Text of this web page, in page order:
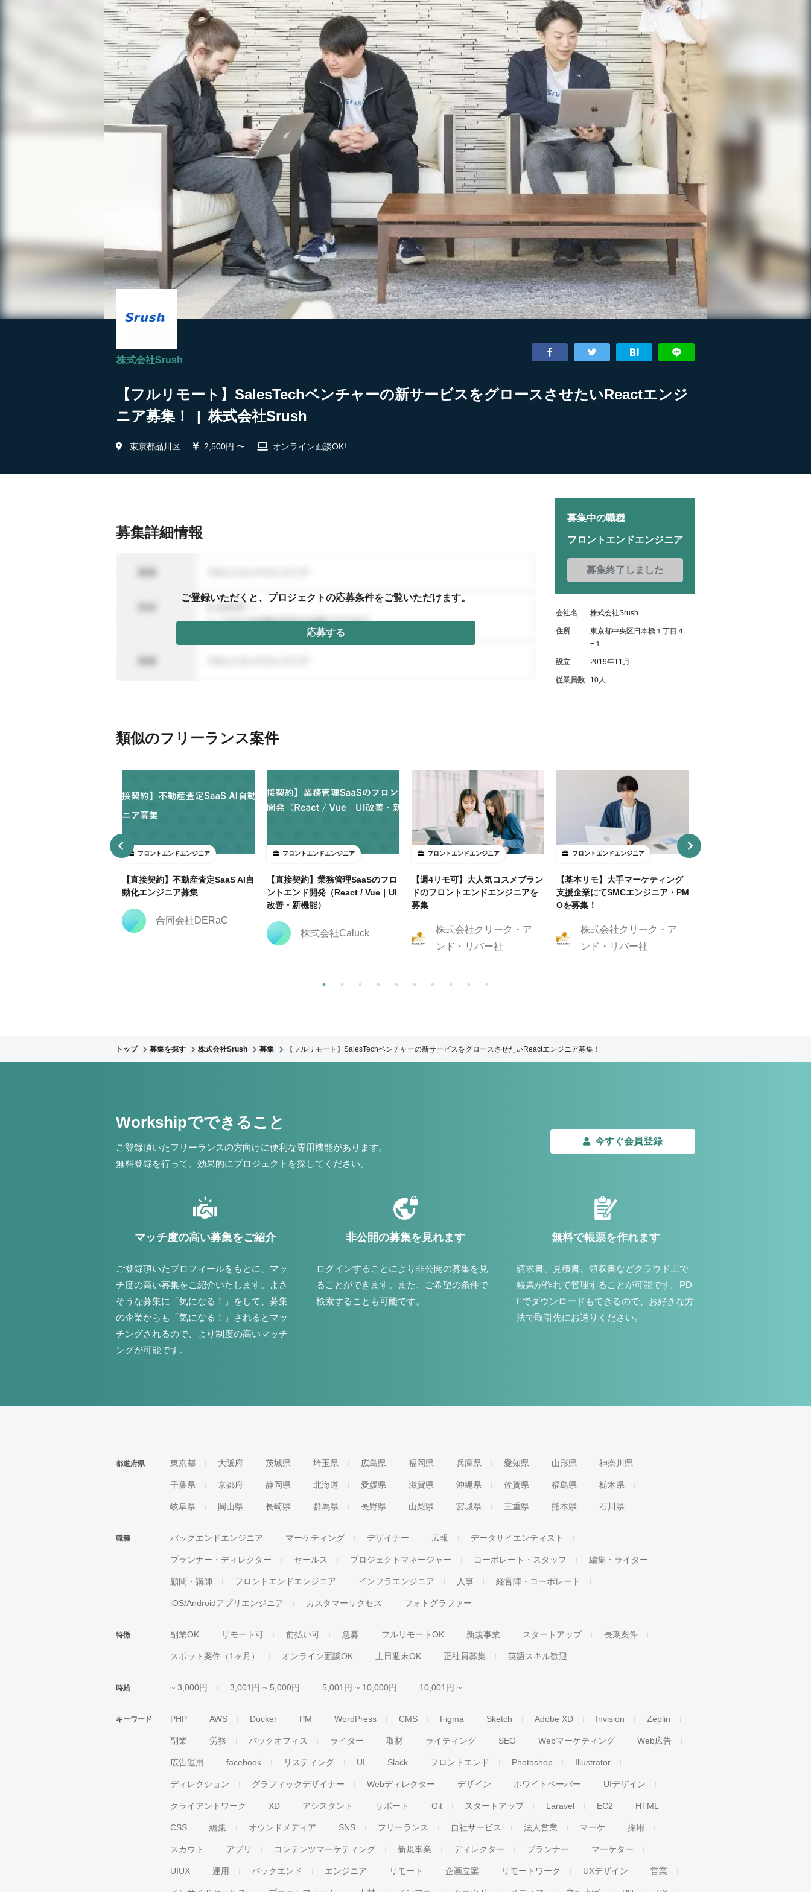
株式会社Srush
【フルリモート】SalesTechベンチャーの新サービスをグロースさせたいReactエンジ
ニア募集！ | 株式会社Srush
東京都品川区 2,500円 〜 オンライン面談OK!
募集詳細情報
ご登録いただくと、プロジェクトの応募条件をご覧いただけます。
応募する
募集中の職種
フロントエンドエンジニア
募集終了しました
会社名 株式会社Srush
住所
東京都中央区日本橋１丁目４
−１
設立 2019年11月
従業員数 10人
類似のフリーランス案件
フロントエンドエンジニア
【直接契約】不動産査定SaaS AI自
動化エンジニア募集
合同会社DERaC
フロントエンドエンジニア
【直接契約】業務管理SaaSのフロ
ントエンド開発（React / Vue｜UI
改善・新機能）
株式会社Caluck
フロントエンドエンジニア
【週4リモ可】大人気コスメブラン
ドのフロントエンドエンジニアを
募集
株式会社クリーク・ア
ンド・リバー社
フロントエンドエンジニア
【基本リモ】大手マーケティング
支援企業にてSMCエンジニア・PM
Oを募集！
株式会社クリーク・ア
ンド・リバー社
トップ 募集を探す 株式会社Srush 募集 【フルリモート】SalesTechベンチャーの新サービスをグロースさせたいReactエンジニア募集！
Workshipでできること
ご登録頂いたフリーランスの方向けに便利な専用機能があります。
無料登録を行って、効果的にプロジェクトを探してください。
今すぐ会員登録
マッチ度の高い募集をご紹介
ご登録頂いたプロフィールをもとに、マッ
チ度の高い募集をご紹介いたします。よさ
そうな募集に「気になる！」をして、募集
の企業からも「気になる！」されるとマッ
チングされるので、より制度の高いマッチ
ングが可能です。
非公開の募集を見れます
ログインすることにより非公開の募集を見
ることができます。また、ご希望の条件で
検索することも可能です。
無料で帳票を作れます
請求書、見積書、領収書などクラウド上で
帳票が作れて管理することが可能です。PD
Fでダウンロードもできるので、お好きな方
法で取引先にお送りください。
都道府県 東京都 大阪府 茨城県 埼玉県 広島県 福岡県 兵庫県 愛知県 山形県 神奈川県
千葉県 京都府 静岡県 北海道 愛媛県 滋賀県 沖縄県 佐賀県 福島県 栃木県
岐阜県 岡山県 長崎県 群馬県 長野県 山梨県 宮城県 三重県 熊本県 石川県
職種 バックエンドエンジニア マーケティング デザイナー 広報 データサイエンティスト
プランナー・ディレクター セールス プロジェクトマネージャー コーポレート・スタッフ 編集・ライター
顧問・講師 フロントエンドエンジニア インフラエンジニア 人事 経営陣・コーポレート
iOS/Androidアプリエンジニア カスタマーサクセス フォトグラファー
特徴 副業OK リモート可 前払い可 急募 フルリモートOK 新規事業 スタートアップ 長期案件
スポット案件（1ヶ月） オンライン面談OK 土日週末OK 正社員募集 英語スキル歓迎
時給 ~ 3,000円 3,001円 ~ 5,000円 5,001円 ~ 10,000円 10,001円 ~
キーワード PHP AWS Docker PM WordPress CMS Figma Sketch Adobe XD Invision Zeplin
副業 労務 バックオフィス ライター 取材 ライティング SEO Webマーケティング Web広告
広告運用 facebook リスティング UI Slack フロントエンド Photoshop Illustrator
ディレクション グラフィックデザイナー Webディレクター デザイン ホワイトペーパー UIデザイン
クライアントワーク XD アシスタント サポート Git スタートアップ Laravel EC2 HTML
CSS 編集 オウンドメディア SNS フリーランス 自社サービス 法人営業 マーケ 採用
スカウト アプリ コンテンツマーケティング 新規事業 ディレクター プランナー マーケター
UIUX 運用 バックエンド エンジニア リモート 企画立案 リモートワーク UXデザイン 営業